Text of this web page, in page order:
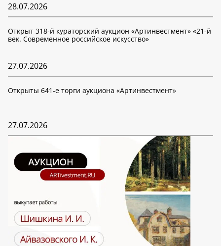
28.07.2026
Открыт 318-й кураторский аукцион «Артинвестмент» «21-й
век. Современное российское искусство»
27.07.2026
Открыты 641-е торги аукциона «Артинвестмент»
27.07.2026